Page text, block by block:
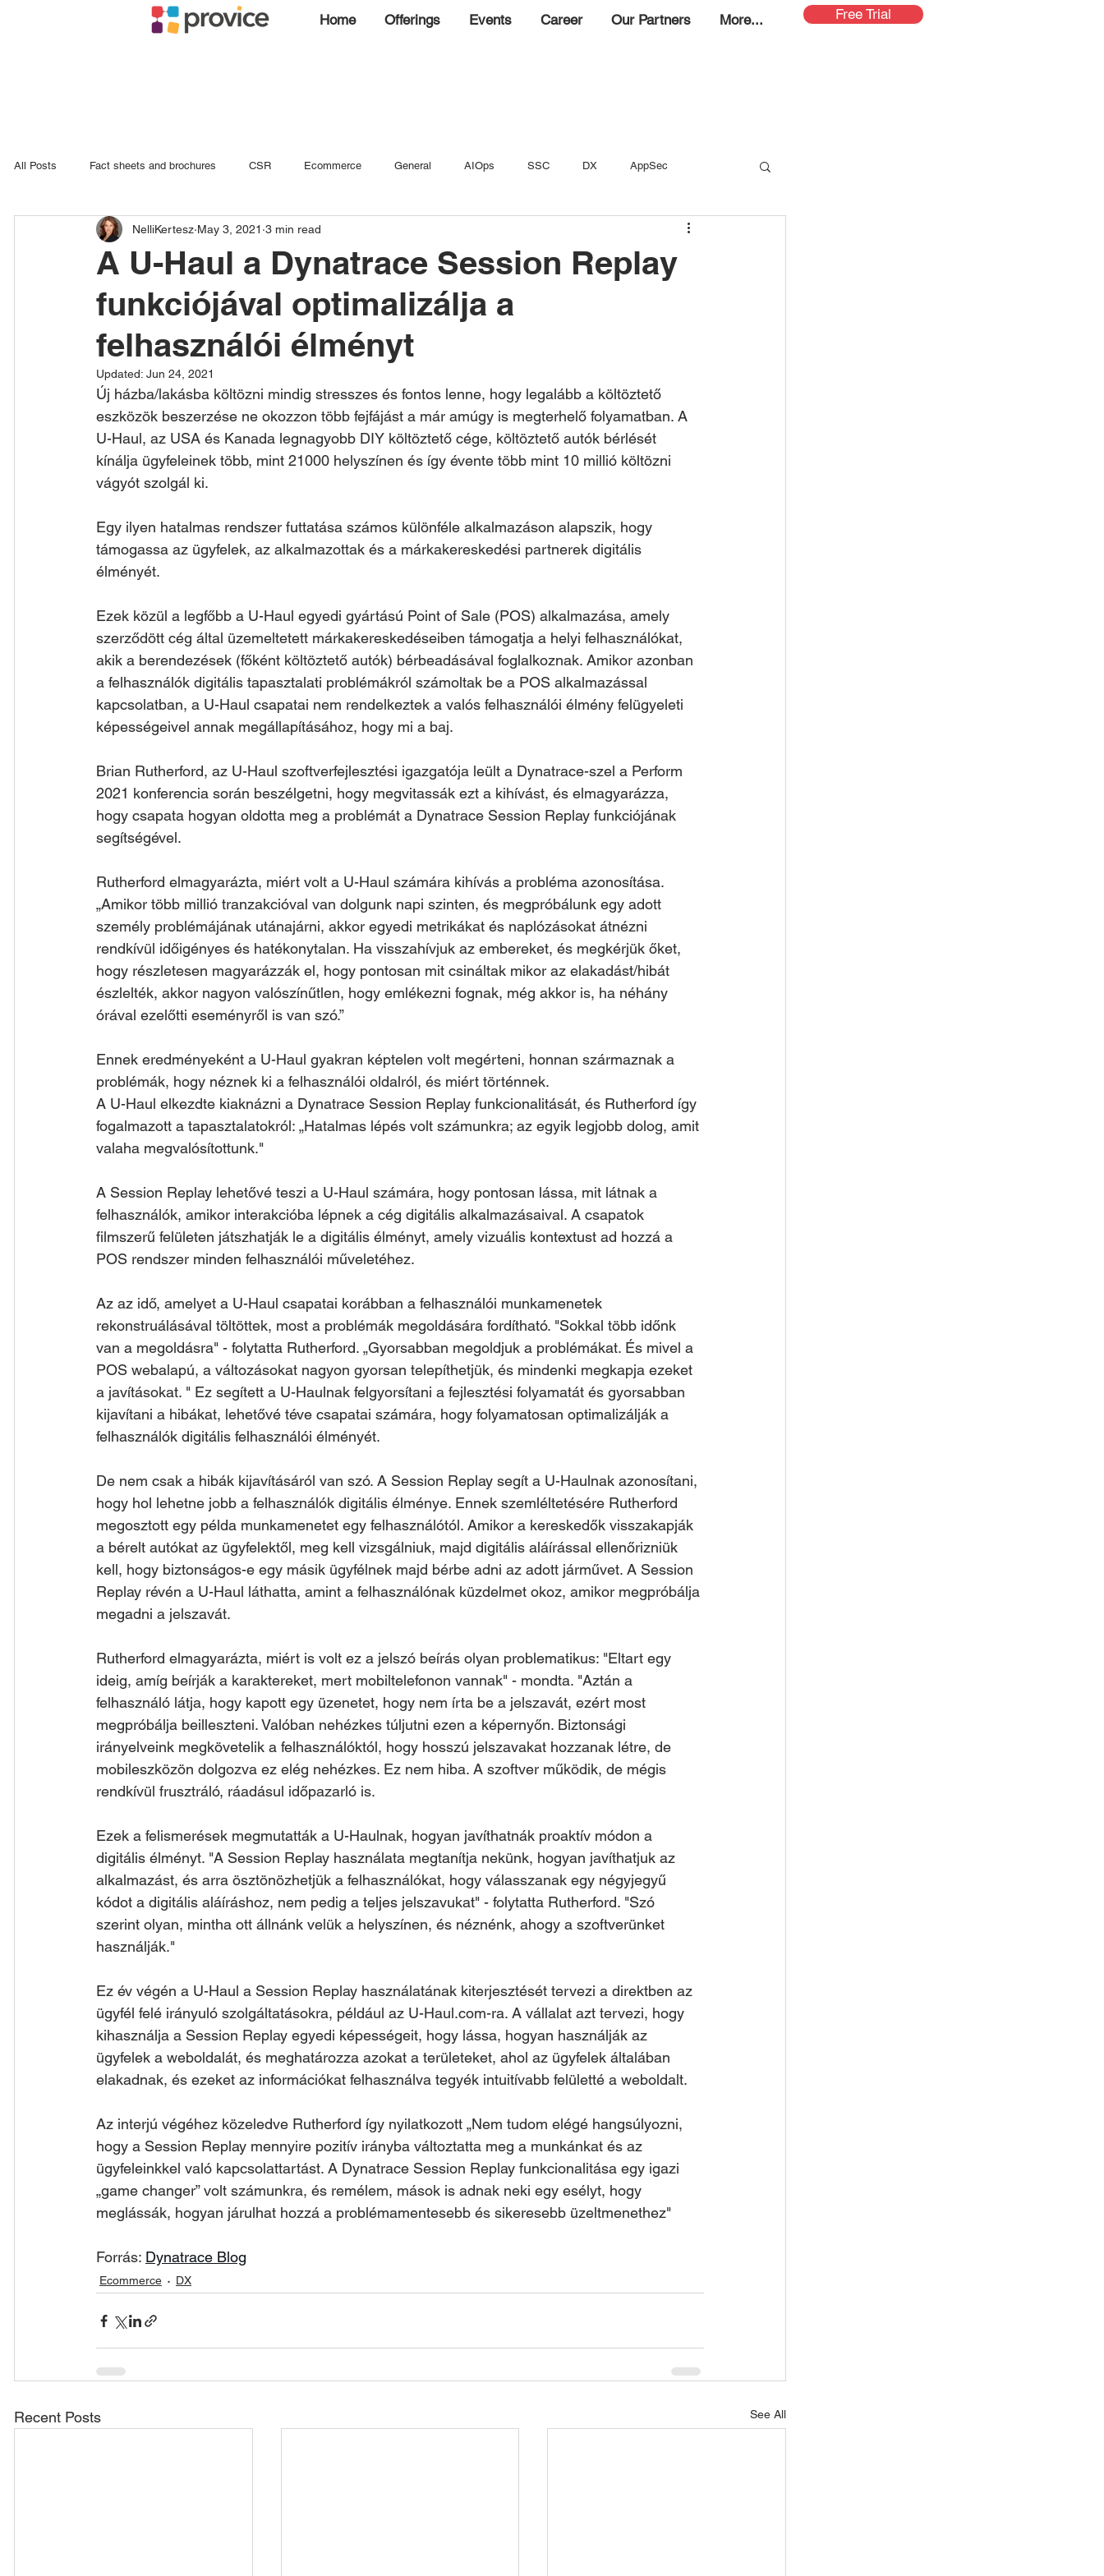
Home Offerings Events Career Our Partners More... Free Trial
All Posts Fact sheets and brochures CSR Ecommerce General AIOps SSC DX AppSec
Akamas Observability
A U-Haul a Dynatrace Session Replay
funkciójával optimalizálja a
felhasználói élményt
NelliKertesz May 3, 2021 3 min read
Updated: Jun 24, 2021
Új házba/lakásba költözni mindig stresszes és fontos lenne, hogy legalább a költöztető
eszközök beszerzése ne okozzon több fejfájást a már amúgy is megterhelő folyamatban. A
U-Haul, az USA és Kanada legnagyobb DIY költöztető cége, költöztető autók bérlését
kínálja ügyfeleinek több, mint 21000 helyszínen és így évente több mint 10 millió költözni
vágyót szolgál ki.
Egy ilyen hatalmas rendszer futtatása számos különféle alkalmazáson alapszik, hogy
támogassa az ügyfelek, az alkalmazottak és a márkakereskedési partnerek digitális
élményét.
Ezek közül a legfőbb a U-Haul egyedi gyártású Point of Sale (POS) alkalmazása, amely
szerződött cég által üzemeltetett márkakereskedéseiben támogatja a helyi felhasználókat,
akik a berendezések (főként költöztető autók) bérbeadásával foglalkoznak. Amikor azonban
a felhasználók digitális tapasztalati problémákról számoltak be a POS alkalmazással
kapcsolatban, a U-Haul csapatai nem rendelkeztek a valós felhasználói élmény felügyeleti
képességeivel annak megállapításához, hogy mi a baj.
Brian Rutherford, az U-Haul szoftverfejlesztési igazgatója leült a Dynatrace-szel a Perform
2021 konferencia során beszélgetni, hogy megvitassák ezt a kihívást, és elmagyarázza,
hogy csapata hogyan oldotta meg a problémát a Dynatrace Session Replay funkciójának
segítségével.
Rutherford elmagyarázta, miért volt a U-Haul számára kihívás a probléma azonosítása.
„Amikor több millió tranzakcióval van dolgunk napi szinten, és megpróbálunk egy adott
személy problémájának utánajárni, akkor egyedi metrikákat és naplózásokat átnézni
rendkívül időigényes és hatékonytalan. Ha visszahívjuk az embereket, és megkérjük őket,
hogy részletesen magyarázzák el, hogy pontosan mit csináltak mikor az elakadást/hibát
észlelték, akkor nagyon valószínűtlen, hogy emlékezni fognak, még akkor is, ha néhány
órával ezelőtti eseményről is van szó.”
Ennek eredményeként a U-Haul gyakran képtelen volt megérteni, honnan származnak a
problémák, hogy néznek ki a felhasználói oldalról, és miért történnek.
A U-Haul elkezdte kiaknázni a Dynatrace Session Replay funkcionalitását, és Rutherford így
fogalmazott a tapasztalatokról: „Hatalmas lépés volt számunkra; az egyik legjobb dolog, amit
valaha megvalósítottunk."
A Session Replay lehetővé teszi a U-Haul számára, hogy pontosan lássa, mit látnak a
felhasználók, amikor interakcióba lépnek a cég digitális alkalmazásaival. A csapatok
filmszerű felületen játszhatják le a digitális élményt, amely vizuális kontextust ad hozzá a
POS rendszer minden felhasználói műveletéhez.
Az az idő, amelyet a U-Haul csapatai korábban a felhasználói munkamenetek
rekonstruálásával töltöttek, most a problémák megoldására fordítható. "Sokkal több időnk
van a megoldásra" - folytatta Rutherford. „Gyorsabban megoldjuk a problémákat. És mivel a
POS webalapú, a változásokat nagyon gyorsan telepíthetjük, és mindenki megkapja ezeket
a javításokat. " Ez segített a U-Haulnak felgyorsítani a fejlesztési folyamatát és gyorsabban
kijavítani a hibákat, lehetővé téve csapatai számára, hogy folyamatosan optimalizálják a
felhasználók digitális felhasználói élményét.
De nem csak a hibák kijavításáról van szó. A Session Replay segít a U-Haulnak azonosítani,
hogy hol lehetne jobb a felhasználók digitális élménye. Ennek szemléltetésére Rutherford
megosztott egy példa munkamenetet egy felhasználótól. Amikor a kereskedők visszakapják
a bérelt autókat az ügyfelektől, meg kell vizsgálniuk, majd digitális aláírással ellenőrizniük
kell, hogy biztonságos-e egy másik ügyfélnek majd bérbe adni az adott járművet. A Session
Replay révén a U-Haul láthatta, amint a felhasználónak küzdelmet okoz, amikor megpróbálja
megadni a jelszavát.
Rutherford elmagyarázta, miért is volt ez a jelszó beírás olyan problematikus: "Eltart egy
ideig, amíg beírják a karaktereket, mert mobiltelefonon vannak" - mondta. "Aztán a
felhasználó látja, hogy kapott egy üzenetet, hogy nem írta be a jelszavát, ezért most
megpróbálja beilleszteni. Valóban nehézkes túljutni ezen a képernyőn. Biztonsági
irányelveink megkövetelik a felhasználóktól, hogy hosszú jelszavakat hozzanak létre, de
mobileszközön dolgozva ez elég nehézkes. Ez nem hiba. A szoftver működik, de mégis
rendkívül frusztráló, ráadásul időpazarló is.
Ezek a felismerések megmutatták a U-Haulnak, hogyan javíthatnák proaktív módon a
digitális élményt. "A Session Replay használata megtanítja nekünk, hogyan javíthatjuk az
alkalmazást, és arra ösztönözhetjük a felhasználókat, hogy válasszanak egy négyjegyű
kódot a digitális aláíráshoz, nem pedig a teljes jelszavukat" - folytatta Rutherford. "Szó
szerint olyan, mintha ott állnánk velük a helyszínen, és néznénk, ahogy a szoftverünket
használják."
Ez év végén a U-Haul a Session Replay használatának kiterjesztését tervezi a direktben az
ügyfél felé irányuló szolgáltatásokra, például az U-Haul.com-ra. A vállalat azt tervezi, hogy
kihasználja a Session Replay egyedi képességeit, hogy lássa, hogyan használják az
ügyfelek a weboldalát, és meghatározza azokat a területeket, ahol az ügyfelek általában
elakadnak, és ezeket az információkat felhasználva tegyék intuitívabb felületté a weboldalt.
Az interjú végéhez közeledve Rutherford így nyilatkozott „Nem tudom elégé hangsúlyozni,
hogy a Session Replay mennyire pozitív irányba változtatta meg a munkánkat és az
ügyfeleinkkel való kapcsolattartást. A Dynatrace Session Replay funkcionalitása egy igazi
„game changer” volt számunkra, és remélem, mások is adnak neki egy esélyt, hogy
meglássák, hogyan járulhat hozzá a problémamentesebb és sikeresebb üzeltmenethez"
Forrás: Dynatrace Blog
Ecommerce DX
Recent Posts See All